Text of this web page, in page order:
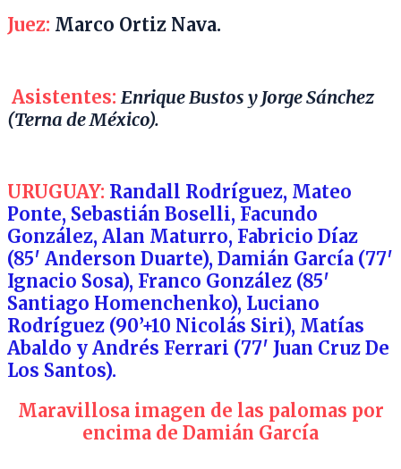
Juez: Marco Ortiz Nava.
Asistentes: Enrique Bustos y Jorge Sánchez
(Terna de México).
URUGUAY: Randall Rodríguez, Mateo
Ponte, Sebastián Boselli, Facundo
González, Alan Maturro, Fabricio Díaz
(85′ Anderson Duarte), Damián García (77′
Ignacio Sosa), Franco González (85′
Santiago Homenchenko), Luciano
Rodríguez (90’+10 Nicolás Siri), Matías
Abaldo y Andrés Ferrari (77′ Juan Cruz De
Los Santos).
Maravillosa imagen de las palomas por
encima de Damián García